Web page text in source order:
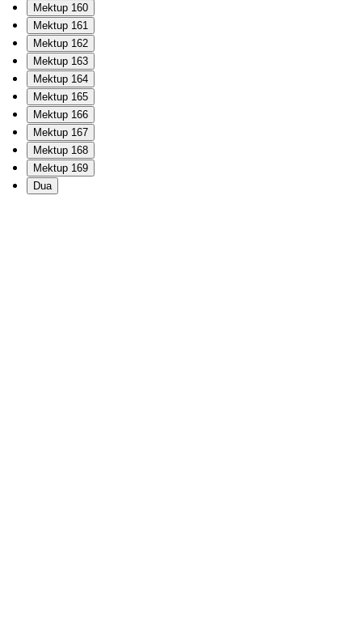
Mektup 160
Mektup 161
Mektup 162
Mektup 163
Mektup 164
Mektup 165
Mektup 166
Mektup 167
Mektup 168
Mektup 169
Dua